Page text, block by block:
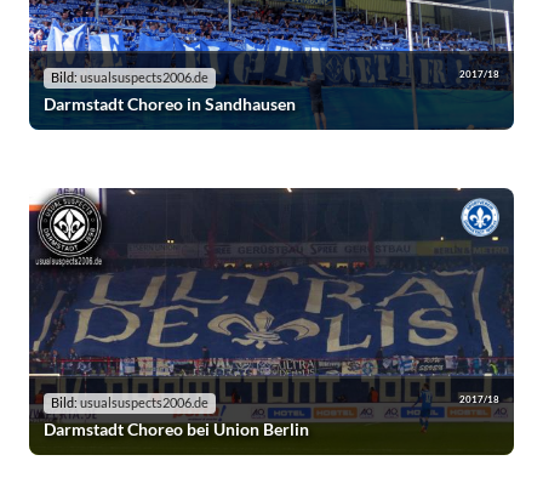
Bild: usualsuspects2006.de 2017/18
Darmstadt Choreo in Sandhausen
Bild: usualsuspects2006.de 2017/18
Darmstadt Choreo bei Union Berlin